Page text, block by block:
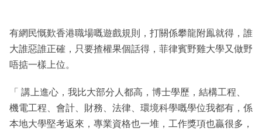
有網民慨歎香港職場嘅遊戲規則，打關係攀龍附鳯就得，誰
大誰惡誰正確，只要揸權果個話得，菲律賓野雞大學又做野
唔掂一樣上位。
「 講上進心，我比大部分人都高，博士學歷，結構工程、
機電工程、會計、財務、法律、環境科學嘅學位我都有，係
本地大學堅考返來，專業資格也一堆，工作獎項也贏很多，